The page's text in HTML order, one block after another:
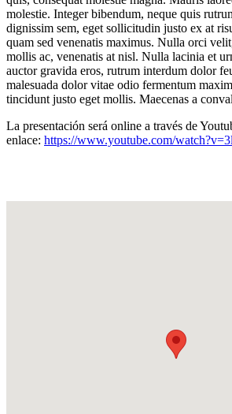
molestie. Integer bibendum, neque quis
dignissim sem, eget sollicitudin justo ex at
quam sed venenatis maximus. Nulla orci
mollis ac, venenatis at nisl. Nulla lacinia et
auctor gravida eros, rutrum interdum dolor
malesuada dolor vitae odio fermentum
tincidunt justo eget mollis. Maecenas a
La presentación será online a través de
enlace: https://www.youtube.com/